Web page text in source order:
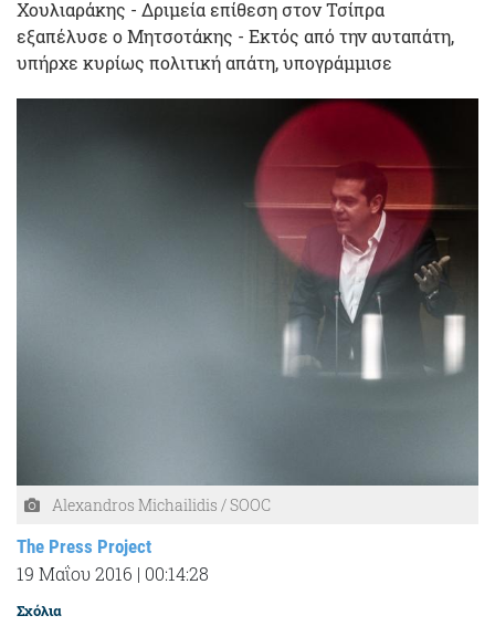
Χουλιαράκης - Δριμεία επίθεση στον Τσίπρα
εξαπέλυσε ο Μητσοτάκης - Εκτός από την αυταπάτη,
υπήρχε κυρίως πολιτική απάτη, υπογράμμισε
Alexandros Michailidis / SOOC
The Press Project
19 Μαΐου 2016 | 00:14:28
Σχόλια